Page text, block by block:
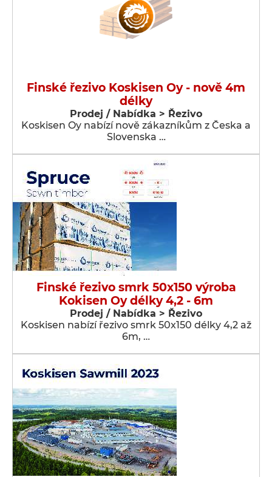
Finské řezivo Koskisen Oy - nově 4m
délky
Prodej / Nabídka > Řezivo
Koskisen Oy nabízí nově zákazníkům z Česka a
Slovenska …
Finské řezivo smrk 50x150 výroba
Kokisen Oy délky 4,2 - 6m
Prodej / Nabídka > Řezivo
Koskisen nabízí řezivo smrk 50x150 délky 4,2 až
6m, …